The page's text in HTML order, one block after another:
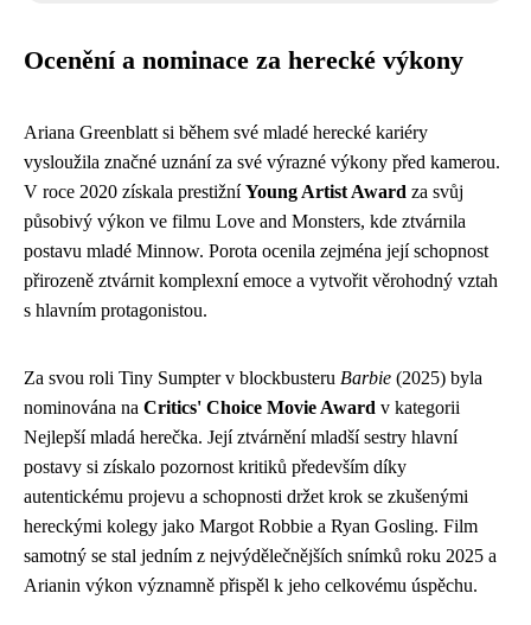
Ocenění a nominace za herecké výkony
Ariana Greenblatt si během své mladé herecké kariéry
vysloužila značné uznání za své výrazné výkony před kamerou.
V roce 2020 získala prestižníYoung Artist Award za svůj
působivý výkon ve filmu Love and Monsters, kde ztvárnila
postavu mladé Minnow. Porota ocenila zejména její schopnost
přirozeně ztvárnit komplexní emoce a vytvořit věrohodný vztah
s hlavním protagonistou.
Za svou roli Tiny Sumpter v blockbusteru Barbie (2025) byla
nominována na Critics' Choice Movie Award v kategorii
Nejlepší mladá herečka. Její ztvárnění mladší sestry hlavní
postavy si získalo pozornost kritiků především díky
autentickému projevu a schopnosti držet krok se zkušenými
hereckými kolegy jako Margot Robbie a Ryan Gosling. Film
samotný se stal jedním z nejvýdělečnějších snímků roku 2025 a
Arianin výkon významně přispěl k jeho celkovému úspěchu.